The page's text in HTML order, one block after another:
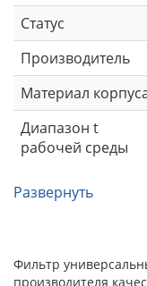
Статус
Производитель
Материал
Диапазон t
рабочей среды
Развернуть
Фильтр
производителя